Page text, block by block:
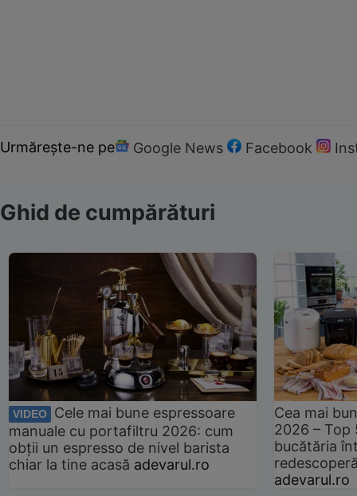
Urmărește-ne pe Google News Facebook
Ghid de cumpărături
VIDEO
Cele mai bune espressoare
manuale cu portafiltru 2026: cum
obții un espresso de nivel barista
chiar la tine acasă adevarul.ro
Cea mai
2026 –
bucătăria
adevarul.ro